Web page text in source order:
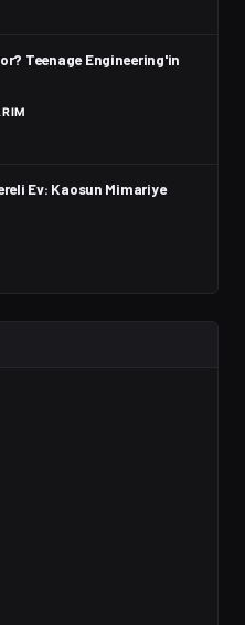
Teenage Engineering'in
Ev: Kaosun Mimariye